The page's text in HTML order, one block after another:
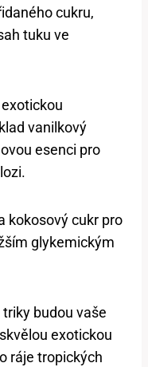
cukru,
tuku ve
vanilkový
esenci pro
kokosový cukr pro
glykemickým
budou vaše
exotickou
ráje tropických